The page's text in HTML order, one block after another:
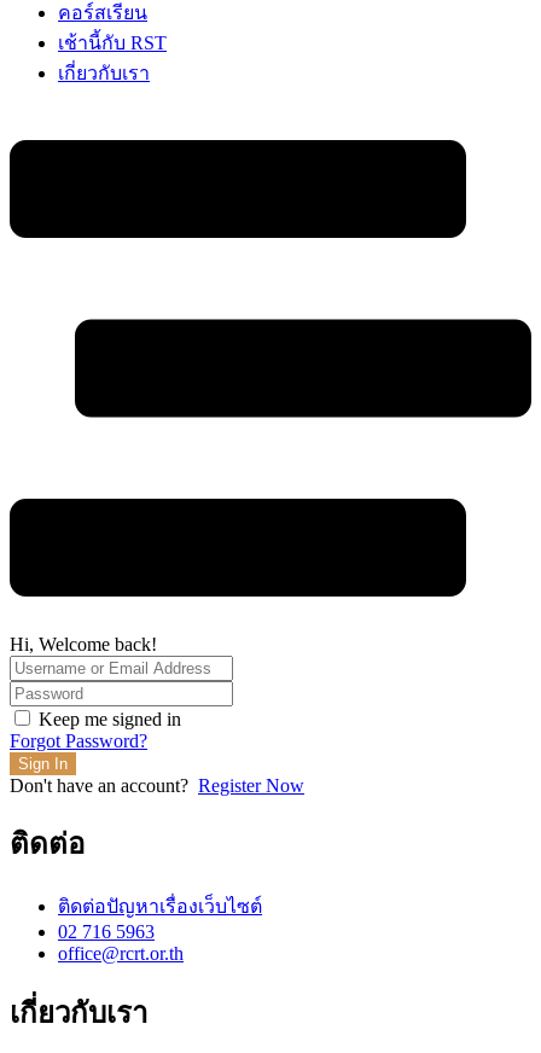
คอร์สเรียน
เช้านี้กับ RST
เกี่ยวกับเรา
Hi, Welcome back!
Keep me signed in
Forgot Password?
Sign In
Don't have an account? Register Now
ติดต่อ
ติดต่อปัญหาเรื่องเว็บไซต์
02 716 5963
office@rcrt.or.th
เกี่ยวกับเรา